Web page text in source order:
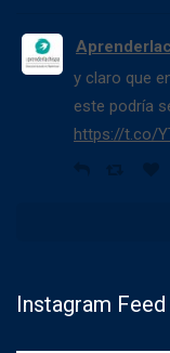
y claro que
este podría
https://t.co/
Instagram Feed